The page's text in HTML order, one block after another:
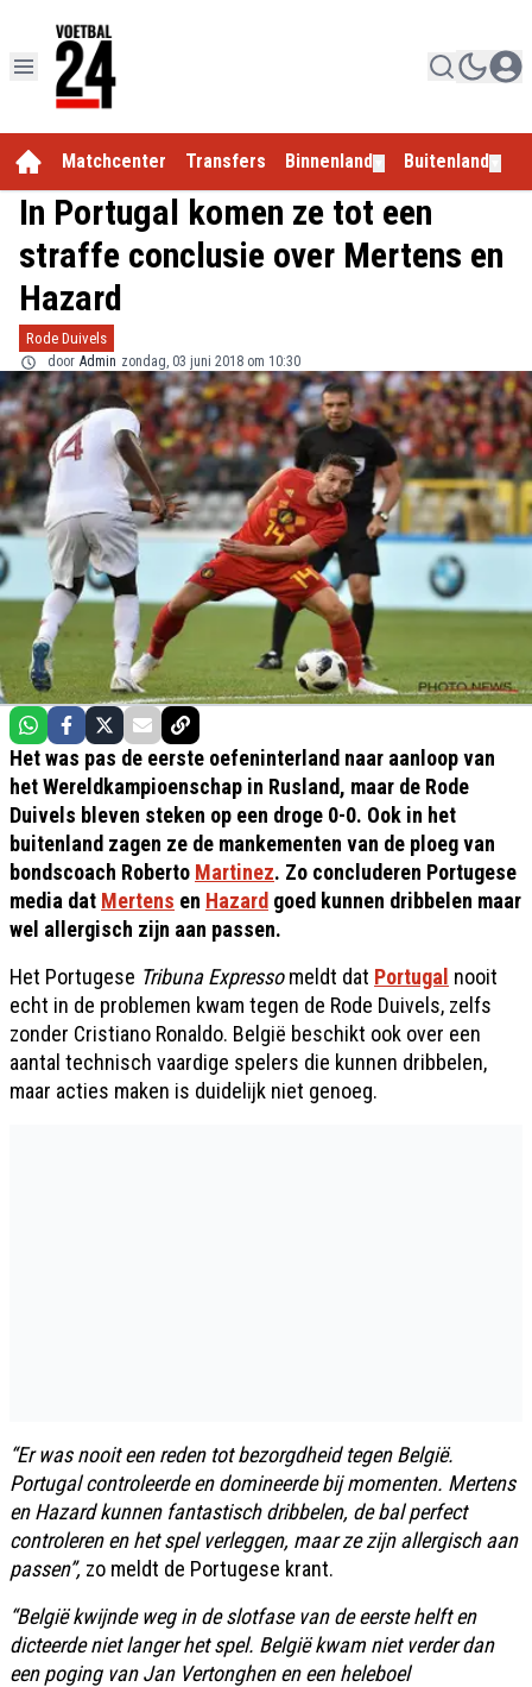
Matchcenter Transfers Binnenland Buitenland
In Portugal komen ze tot een
straffe conclusie over Mertens en
Hazard
Rode Duivels
door Admin zondag, 03 juni 2018 om 10:30
Het was pas de eerste oefeninterland naar aanloop van
het Wereldkampioenschap in Rusland, maar de Rode
Duivels bleven steken op een droge 0-0. Ook in het
buitenland zagen ze de mankementen van de ploeg van
bondscoach Roberto Martinez. Zo concluderen Portugese
media dat Mertens en Hazard goed kunnen dribbelen maar
wel allergisch zijn aan passen.
Het Portugese Tribuna Expressomeldt dat Portugal nooit
echt in de problemen kwam tegen de Rode Duivels, zelfs
zonder Cristiano Ronaldo. België beschikt ook over een
aantal technisch vaardige spelers die kunnen dribbelen,
maar acties maken is duidelijk niet genoeg.
“Er was nooit een reden tot bezorgdheid tegen België.
Portugal controleerde en domineerde bij momenten. Mertens
en Hazard kunnen fantastisch dribbelen, de bal perfect
controleren en het spel verleggen, maar ze zijn allergisch aan
passen”, zo meldt de Portugese krant.
“België kwijnde weg in de slotfase van de eerste helft en
dicteerde niet langer het spel. België kwam niet verder dan
een poging van Jan Vertonghen en een heleboel